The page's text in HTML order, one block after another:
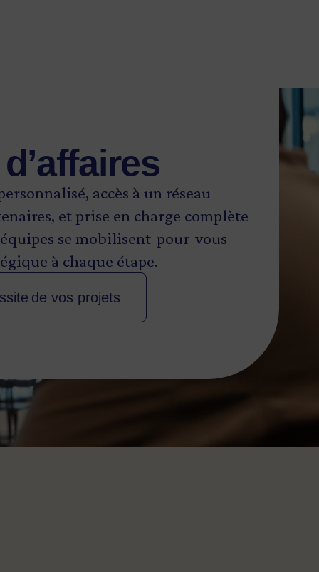
accès à un réseau
et prise en charge complète
se mobilisent pour vous
à chaque étape.
de vos projets